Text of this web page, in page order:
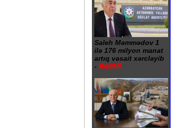
Saleh Məmmədov 1
ilə 176 milyon manat
artıq vəsait xərcləyib
- RƏSMİ